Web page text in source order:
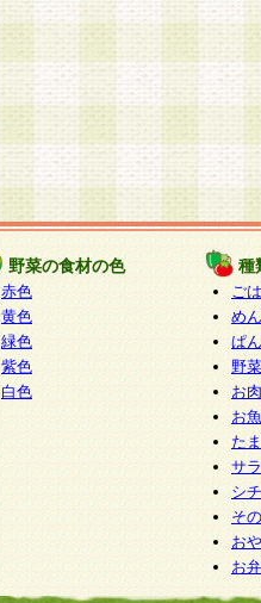
野菜の食材の色
赤色
黄色
緑色
紫色
白色
種
ご
めん
ぱん
野
お
お
た
サ
シ
そ
お
お